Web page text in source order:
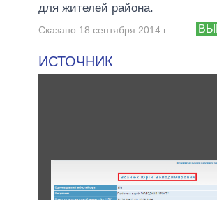
для жителей района.
Сказано 18 сентября 2014 г.
ИСТОЧНИК